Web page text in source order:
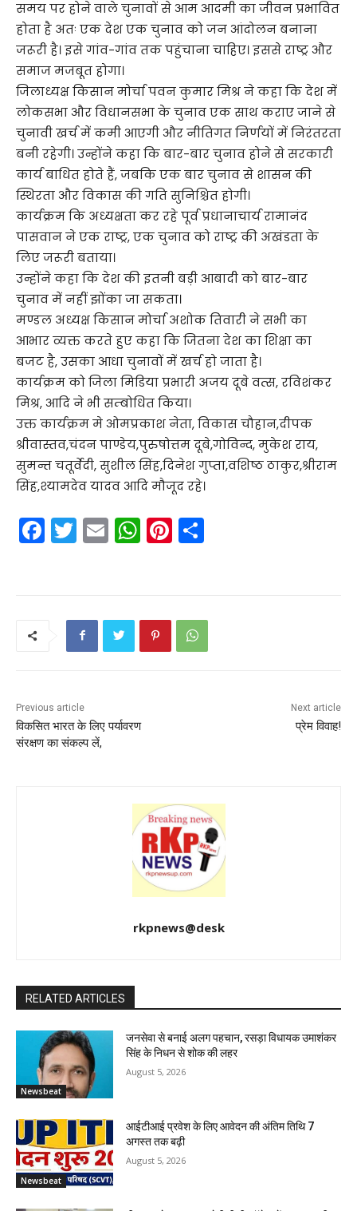
समय पर होने वाले चुनावों से आम आदमी का जीवन प्रभावित
होता है अतः एक देश एक चुनाव को जन आंदोलन बनाना
जरूरी है। इसे गांव-गांव तक पहुंचाना चाहिए। इससे राष्ट्र और
समाज मजबूत होगा।
जिलाध्यक्ष किसान मोर्चा पवन कुमार मिश्र ने कहा कि देश में
लोकसभा और विधानसभा के चुनाव एक साथ कराए जाने से
चुनावी खर्च में कमी आएगी और नीतिगत निर्णयों में निरंतरता
बनी रहेगी। उन्होंने कहा कि बार-बार चुनाव होने से सरकारी
कार्य बाधित होते हैं, जबकि एक बार चुनाव से शासन की
स्थिरता और विकास की गति सुनिश्चित होगी।
कार्यक्रम कि अध्यक्षता कर रहे पूर्व प्रधानाचार्य रामानंद
पासवान ने एक राष्ट्र, एक चुनाव को राष्ट्र की अखंडता के
लिए जरूरी बताया।
उन्होंने कहा कि देश की इतनी बड़ी आबादी को बार-बार
चुनाव में नहीं झोंका जा सकता।
मण्डल अध्यक्ष किसान मोर्चा अशोक तिवारी ने सभी का
आभार व्यक्त करते हुए कहा कि जितना देश का शिक्षा का
बजट है, उसका आधा चुनावों में खर्च हो जाता है।
कार्यक्रम को जिला मिडिया प्रभारी अजय दूबे वत्स, रविशंकर
मिश्र, आदि ने भी सम्बोधित किया।
उक्त कार्यक्रम मे ओमप्रकाश नेता, विकास चौहान,दीपक
श्रीवास्तव,चंदन पाण्डेय,पुरुषोत्तम दूबे,गोविन्द, मुकेश राय,
सुमन्त चतूर्वेदी, सुशील सिंह,दिनेश गुप्ता,वशिष्ठ ठाकुर,श्रीराम
सिंह,श्यामदेव यादव आदि मौजूद रहे।
F
a
k
T
w
E
m
W
h
A
p
Pi
nt
st
Previous article
विकसित भारत के लिए पर्यावरण
संरक्षण का संकल्प लें,
Next article
प्रेम विवाह!
rkpnews@desk
RELATED ARTICLES
Newsbeat
जनसेवा से बनाई अलग पहचान, रसड़ा विधायक उमाशंकर
सिंह के निधन से शोक की लहर
August 5, 2026
Newsbeat
आईटीआई प्रवेश के लिए आवेदन की अंतिम तिथि 7
अगस्त तक बढ़ी
August 5, 2026